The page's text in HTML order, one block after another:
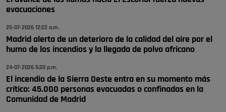
se va porke no tiene piscina 🤪🤪🤪
Pozuelo de Alarcón
🔴 EXCLUSIVA | El comisario de la …
evacuaciones
25-07-2026 12:22 a.m.
Madrid alerta de un deterioro de la calidad del aire por el
humo de los incendios y la llegada de polvo africano
24-07-2026 5:20 p.m.
El incendio de la Sierra Oeste entra en su momento más
crítico: 45.000 personas evacuadas o confinadas en la
Comunidad de Madrid